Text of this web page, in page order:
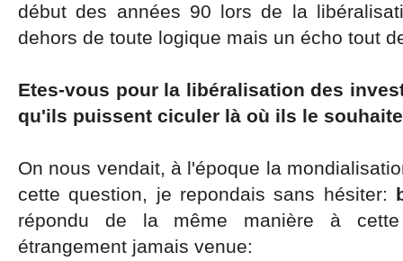
début des années 90 lors de la
dehors de toute logique mais un écho tout
Etes-vous pour la libéralisation des
qu'ils puissent ciculer là où ils le
On nous vendait, à l'époque la
cette question, je repondais sans hésiter:
répondu de la même manière à
étrangement jamais venue: